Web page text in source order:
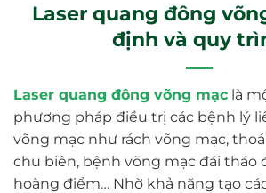
Laser quang đông
định và quy
Laser quang đông võng mạc là
phương pháp điều trị các bệnh lý
võng mạc như rách võng mạc,
chu biên, bệnh võng mạc đái tháo
hoàng điểm… Nhờ khả năng tạo